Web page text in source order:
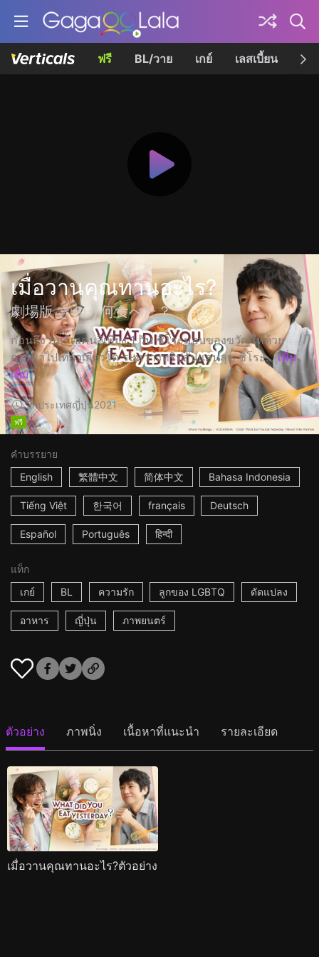
ฟรี BL/วาย เกย์ เลสเบี้ยน เค
เมื่อวานคุณทานอะไร?
劇場版 きのう何食べた？
ก่อนถึงวันเกิดเคนจิเพียง 1 วัน ชิโระมอบของขวัญให้ด้วย
การพาไปเที่ยวเกียวโต ระหว่างทริปอันแสนสุข ชิโระ... เพิ่ม
เติม
2hประเทศญี่ปุ่น2021
ฟรี
คำบรรยาย
English
繁體中文 简体中文 Bahasa Indonesia
Tiếng Việt 한국어 français Deutsch
Español Português हिन्दी
แท็ก
เกย์
BL ความรัก ลูกของ LGBTQ ดัดแปลง
อาหาร ญี่ปุ่น ภาพยนตร์
ตัวอย่าง ภาพนิ่ง เนื้อหาที่แนะนำ รายละเอียด
เมื่อวานคุณทานอะไร?ตัวอย่าง